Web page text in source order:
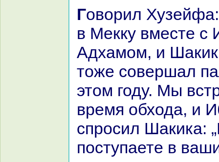
Говорил Хузейфа: «Мы вступим
в Мекку вместе с
Адхамом, и
тоже совершал
этом году. Мы
время обхода, и
спросил Шакика:
поступаете в